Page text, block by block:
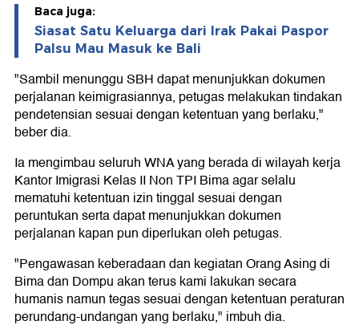
Baca juga:
Siasat Satu Keluarga dari Irak Pakai Paspor
Palsu Mau Masuk ke Bali
"Sambil menunggu SBH dapat menunjukkan dokumen
perjalanan keimigrasiannya, petugas melakukan tindakan
pendetensian sesuai dengan ketentuan yang berlaku,"
beber dia.
Ia mengimbau seluruh WNA yang berada di wilayah kerja
Kantor Imigrasi Kelas II Non TPI Bima agar selalu
mematuhi ketentuan izin tinggal sesuai dengan
peruntukan serta dapat menunjukkan dokumen
perjalanan kapan pun diperlukan oleh petugas.
"Pengawasan keberadaan dan kegiatan Orang Asing di
Bima dan Dompu akan terus kami lakukan secara
humanis namun tegas sesuai dengan ketentuan peraturan
perundang-undangan yang berlaku," imbuh dia.